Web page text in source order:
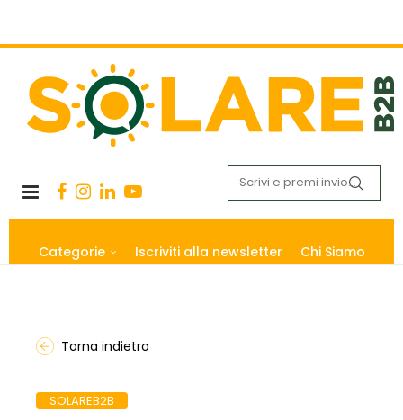
Categorie Iscriviti alla newsletter Chi Siamo
Torna indietro
SOLAREB2B